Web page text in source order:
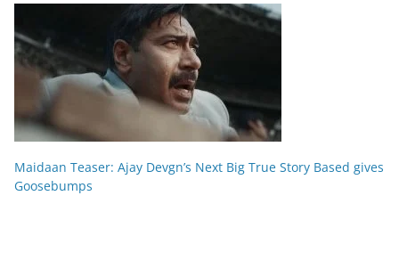
Maidaan Teaser: Ajay Devgn’s Next Big True Story Based gives
Goosebumps